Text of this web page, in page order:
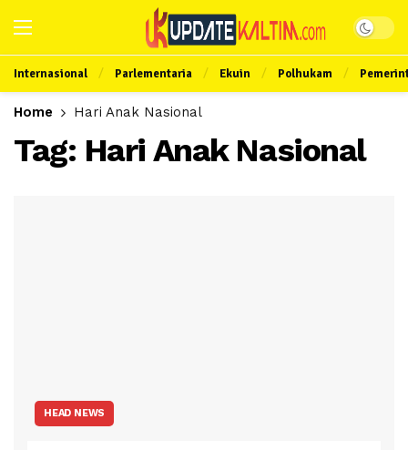
Internasional Parlementaria Ekuin Polhukam
Home Hari Anak Nasional
Tag: Hari Anak Nasional
HEAD NEWS